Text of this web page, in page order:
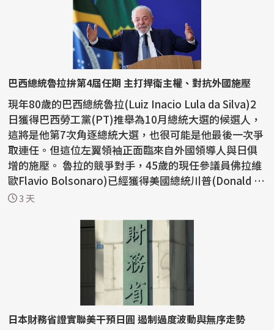
巴西總統魯拉拚第4屆任期 主打捍衛主權、對抗外國施壓
現年80歲的巴西總統魯拉(Luiz Inacio Lula da Silva)2
日獲得巴西勞工黨(PT)推舉為10月總統大選的候選人，
這將是他第7次角逐總統大選，也很可能是他最後一次爭
取連任。但這位左翼領袖正面臨來自外國領導人與日俱
增的施壓。 魯拉的競爭對手，45歲的現任參議員佛拉維
歐Flavio Bolsonaro)已經獲得美國總統川普(Donald T
r...3 天
日本財務省證實聯美干預日圓 遏制過度波動與無序走勢